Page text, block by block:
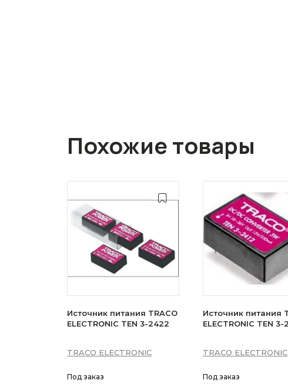
Похожие товары
Источник питания TRACO
ELECTRONIC TEN 3-2422
TRACO ELECTRONIC
Под заказ
Источник питания
ELECTRONIC TEN 3-
TRACO ELECTRONIC
Под заказ